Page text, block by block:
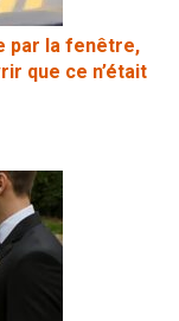
par la fenêtre,
que ce n’était